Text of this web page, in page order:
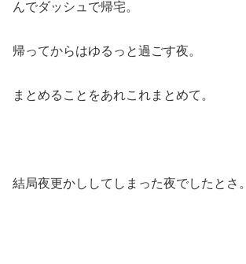
んでダッシュで帰宅。
帰ってからはゆるっと過ごす夜。
まとめることをあれこれまとめて。
結局夜更かししてしまった夜でしたとさ。